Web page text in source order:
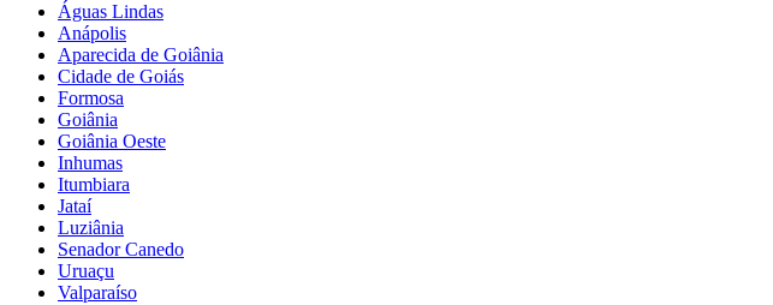
Águas Lindas
Anápolis
Aparecida de Goiânia
Cidade de Goiás
Formosa
Goiânia
Goiânia Oeste
Inhumas
Itumbiara
Jataí
Luziânia
Senador Canedo
Uruaçu
Valparaíso